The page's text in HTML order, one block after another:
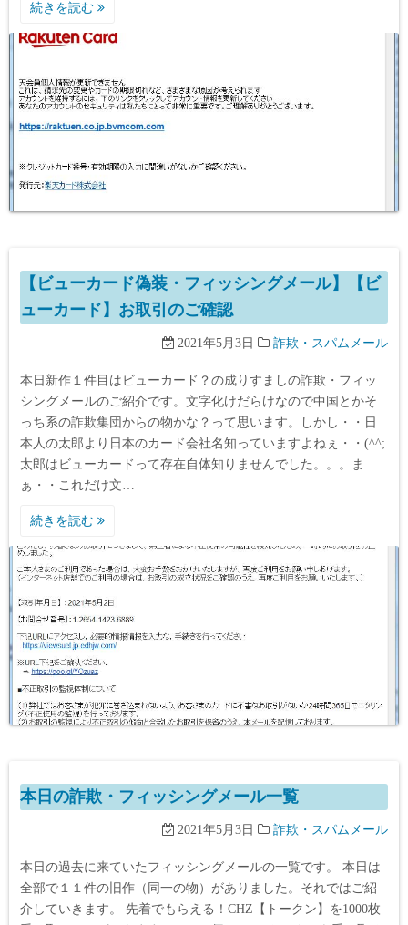
続きを読む
【ビューカード偽装・フィッシングメール】【ビ
ューカード】お取引のご確認
2021年5月3日 詐欺・スパムメール
本日新作１件目はビューカード？の成りすましの詐欺・フィッ
シングメールのご紹介です。文字化けだらけなので中国とかそ
っち系の詐欺集団からの物かな？って思います。しかし・・日
本人の太郎より日本のカード会社名知っていますよねぇ・・(^^;
太郎はビューカードって存在自体知りませんでした。。。ま
ぁ・・これだけ文…
続きを読む
本日の詐欺・フィッシングメール一覧
2021年5月3日 詐欺・スパムメール
本日の過去に来ていたフィッシングメールの一覧です。 本日は
全部で１１件の旧作（同一の物）がありました。それではご紹
介していきます。 先着でもらえる！CHZ【トークン】を1000枚